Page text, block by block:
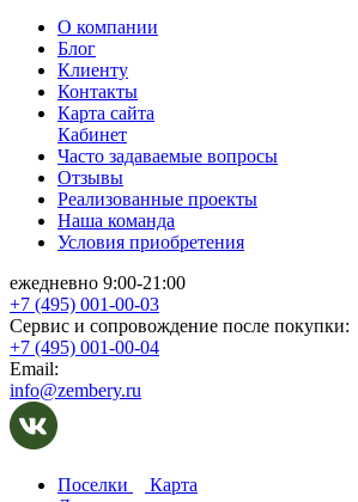
О компании
Блог
Клиенту
Контакты
Карта сайта
Кабинет
Часто задаваемые вопросы
Отзывы
Реализованные проекты
Наша команда
Условия приобретения
ежедневно 9:00-21:00
+7 (495) 001-00-03
Cервис и сопровождение после покупки:
+7 (495) 001-00-04
Email:
info@zembery.ru
Поселки
Карта